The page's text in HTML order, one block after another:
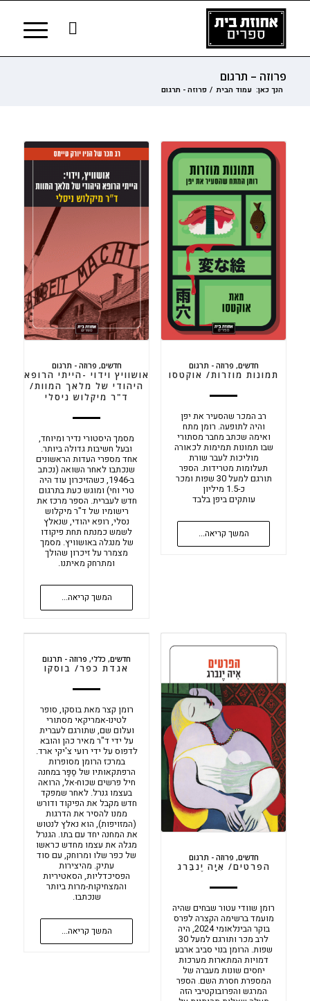
פרוזה – תרגום
הנך כאן: עמוד הבית / פרוזה - תרגום
חדשים, פרוזה - תרגום
תמונות מוזרות/ אוקטסו
רב המכר שהסעיר את יפן
והיה לתופעה. רומן מתח
ואימה שכתב מחבר מסתורי
שבו תמונות תמימות לכאורה
מוליכות לעבר שורת
תעלומות מטרידות. הספר
תורגם למעל 30 שפות ומכר
כ-1.5 מיליון
עותקים ביפן בלבד
המשך קריאה...
חדשים, פרוזה - תרגום
אושוויץ וידוי -הייתי הרופא
היהודי של מלאך המוות/
ד"ר מיקלוש ניסלי
מסמך היסטורי נדיר ומיוחד,
ובעל חשיבות גדולה ביותר.
אחד מספרי העדות הראשונים
שנכתבו לאחר השואה (נכתב
ב-1946, כשהזיכרון עוד היה
טרי וחי) ומוגש כעת בתרגום
חדש לעברית. הספר מרכז את
רישומיו של ד"ר מיקלוש
נסלי, רופא יהודי, שנאלץ
לשמש כמנתח תחת פיקודו
של מנגלה באושוויץ. מסמך
מצמרר על זיכרון שהולך
ומתרחק מאיתנו.
המשך קריאה...
חדשים, פרוזה - תרגום
הפרטים/ אִיָה יֶנבֵּרג
רומן שוודי עטור שבחים שהיה
מועמד ברשימה הקצרה לפרס
בוקר הבינלאומי 2024, היה
לרב מכר ותורגם למעל 30
שפות. הרומן בנוי סביב ארבע
דמויות המתארות מערכות
יחסים שונות מעברה של
המספרת חסרת השם. הספר
המרגש והפרובוקטיבי הזה
חדשים, כללי, פרוזה - תרגום
אגדת כפר/ בוסקו
רומן קצר מאת בוסקו, סופר
לטינו-אמריקאי מסתורי
ועלום שם, שתורגם לעברית
על ידי ד"ר מאיר כהן והובא
לדפוס על ידי רועי צ'יקי ארד.
במרכז הרומן מסופרות
הרפתקאותיו של סַפָּר במחנה
חיל פרשים שכוח-אל, הרואה
בעצמו גנרל. לאחר שמפקד
חדש מקבל את הפיקוד ודורש
ממנו להסיר את הדרגות
(המזויפות), הוא נאלץ לנטוש
את המחנה יחד עם בתו. הגנרל
מגלה את עצמו מחדש כראשו
של כפר שלו ומרוחק, עם סוד
עתיק. מהיצירות
הפסיכדליות, הסאטיריות
והמצחיקות-מרות ביותר
שנכתבו.
המשך קריאה...